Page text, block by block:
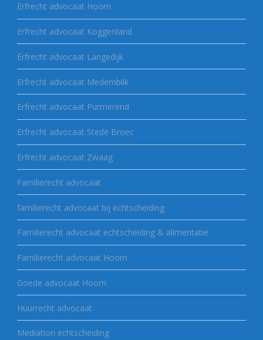
Erfrecht advocaat Hoorn
Erfrecht advocaat Koggenland
Erfrecht advocaat Langedijk
Erfrecht advocaat Medemblik
Erfrecht advocaat Purmerend
Erfrecht advocaat Stede Broec
Erfrecht advocaat Zwaag
Familierecht advocaat
familierecht advocaat bij echtscheiding
Familierecht advocaat echtscheiding & alimentatie
Familierecht advocaat Hoorn
Goede advocaat Hoorn
Huurrecht advocaat
Mediation echtscheiding